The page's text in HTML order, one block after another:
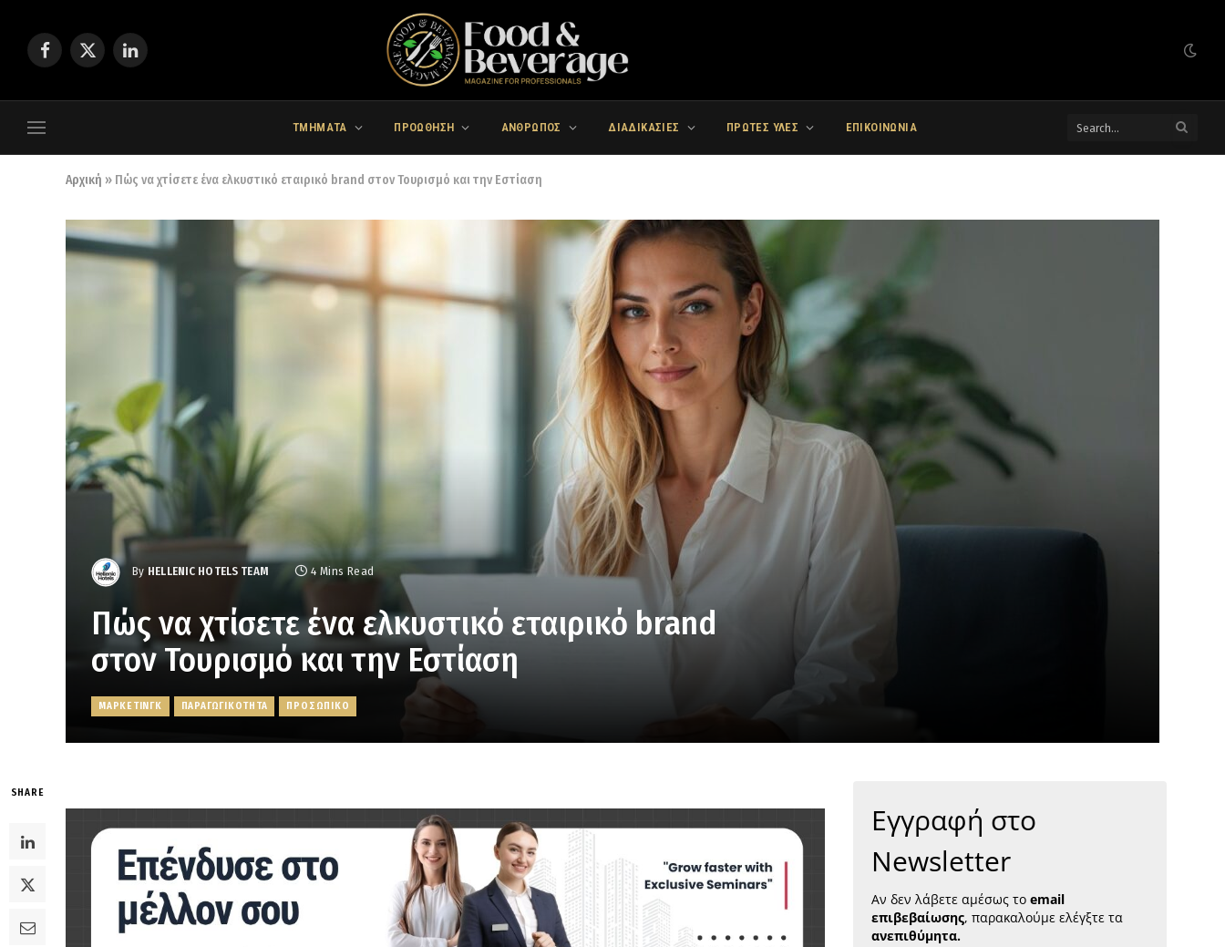
Facebook
X
LinkedIn
ΤΜΗΜΑΤΑ ΠΡΟΩΘΗΣΗ ΑΝΘΡΩΠΟΣ ΔΙΑΔΙΚΑΣΙΕΣ ΠΡΩΤΕΣ ΥΛΕΣ ΕΠΙΚΟΙΝΩΝΙΑ
Αρχική » Πώς να χτίσετε ένα ελκυστικό εταιρικό brand στον Τουρισμό και την Εστίαση
By HELLENIC HOTELS TEAM 4 Mins Read
Πώς να χτίσετε ένα ελκυστικό εταιρικό brand
στον Τουρισμό και την Εστίαση
ΜΑΡΚΕΤΙΝΓΚ ΠΑΡΑΓΩΓΙΚΟΤΗΤΑ ΠΡΟΣΩΠΙΚΟ
SHARE
Εγγραφή στο
Newsletter
Αν δεν λάβετε αμέσως το email
επιβεβαίωσης, παρακαλούμε ελέγξτε τα
ανεπιθύμητα.